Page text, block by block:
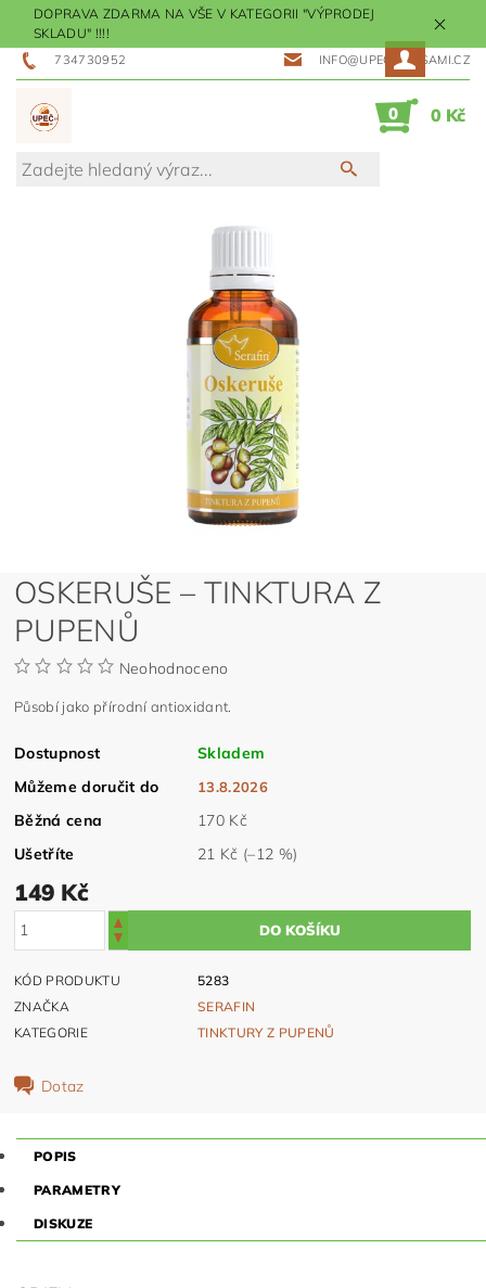
DOPRAVA ZDARMA NA VŠE V KATEGORII "VÝPRODEJ
SKLADU" !!!!
734730952 INFO@UPECMESISAMI.CZ
0 0 Kč
OSKERUŠE – TINKTURA Z
PUPENŮ
Neohodnoceno
Působí jako přírodní antioxidant.
Dostupnost
Skladem
Můžeme doručit do
13.8.2026
Běžná cena
170 Kč
Ušetříte
21 Kč (–12 %)
149 Kč
KÓD PRODUKTU
5283
ZNAČKA
SERAFIN
KATEGORIE
TINKTURY Z PUPENŮ
Dotaz
POPIS
PARAMETRY
DISKUZE